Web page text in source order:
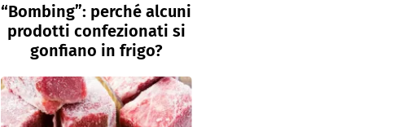
“Bombing”: perché alcuni
prodotti confezionati si
gonfiano in frigo?